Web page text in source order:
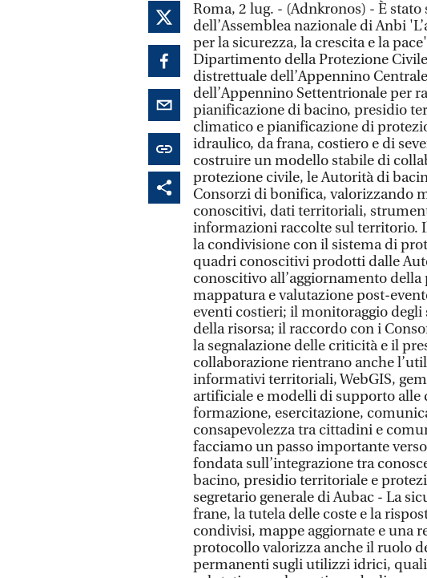
Roma, 2 lug. - (Adnkronos) - È
dell’Assemblea nazionale di Anbi
per la sicurezza, la crescita e la
Dipartimento della Protezione
distrettuale dell’Appennino
dell’Appennino Settentrionale per
pianificazione di bacino, presidio
climatico e pianificazione di
idraulico, da frana, costiero e di
costruire un modello stabile di
protezione civile, le Autorità di
Consorzi di bonifica, valorizzando
conoscitivi, dati territoriali,
informazioni raccolte sul territorio.
la condivisione con il sistema di
quadri conoscitivi prodotti dalle
conoscitivo all’aggiornamento
mappatura e valutazione post-
eventi costieri; il monitoraggio degli
della risorsa; il raccordo con i
la segnalazione delle criticità e il
collaborazione rientrano anche
informativi territoriali, WebGIS,
artificiale e modelli di supporto
formazione, esercitazione,
consapevolezza tra cittadini e
facciamo un passo importante
fondata sull’integrazione tra
bacino, presidio territoriale e
segretario generale di Aubac - La
frane, la tutela delle coste e la
condivisi, mappe aggiornate e una
protocollo valorizza anche il ruolo
permanenti sugli utilizzi idrici,